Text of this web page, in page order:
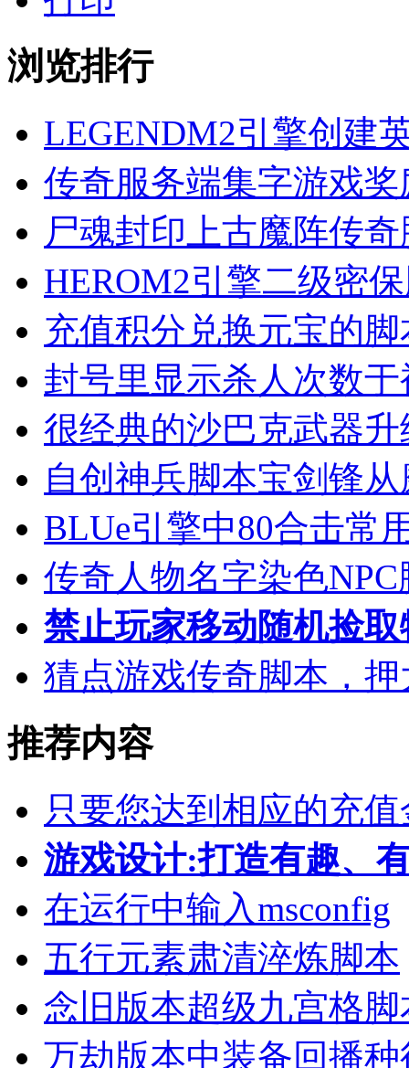
浏览排行
LEGENDM2引擎创建
传奇服务端集字游戏
尸魂封印上古魔阵传
HEROM2引擎二级密
充值积分兑换元宝的
封号里显示杀人次数
很经典的沙巴克武器
自创神兵脚本宝剑锋
BLUe引擎中80合击常
传奇人物名字染色NPC
禁止玩家移动随机捡
猜点游戏传奇脚本，
推荐内容
只要您达到相应的充
游戏设计:打造有趣、
在运行中输入msconfig
五行元素肃清淬炼脚本
念旧版本超级九宫格
万劫版本中装备回播